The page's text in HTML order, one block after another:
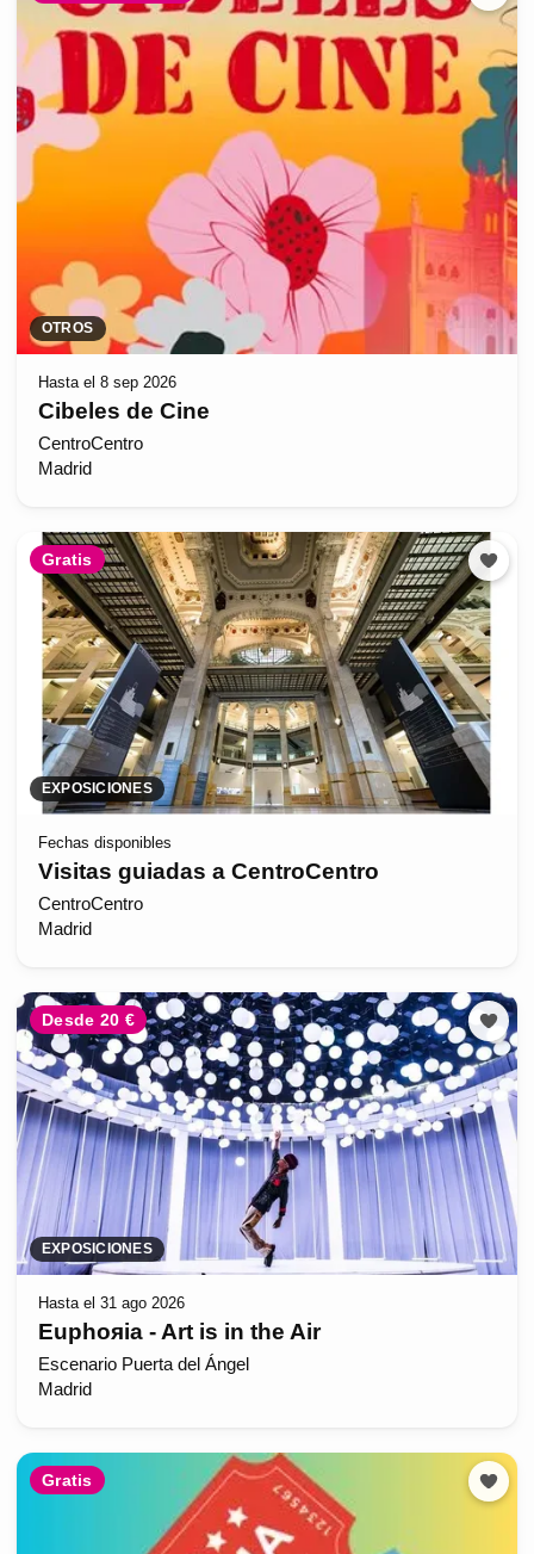
OTROS
Hasta el 8 sep 2026
Cibeles de Cine
CentroCentro
Madrid
Gratis
EXPOSICIONES
Fechas disponibles
Visitas guiadas a CentroCentro
CentroCentro
Madrid
Desde 20 €
EXPOSICIONES
Hasta el 31 ago 2026
Euphoяia - Art is in the Air
Escenario Puerta del Ángel
Madrid
Gratis